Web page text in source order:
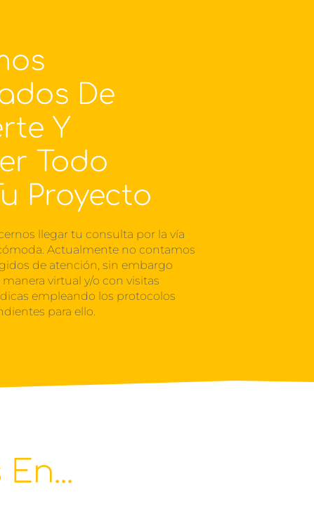
De
Y
Todo
Proyecto
llegar tu consulta por la vía
Actualmente no contamos
de atención, sin embargo
virtual y/o con visitas
empleando los protocolos
para ello.